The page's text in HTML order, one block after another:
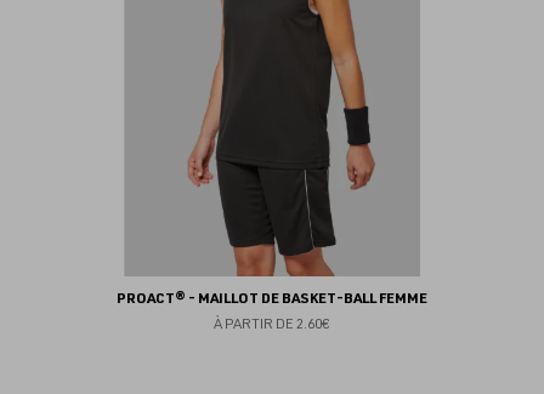
PROACT® - MAILLOT DE BASKET-BALL FEMME
À PARTIR DE 2.60€